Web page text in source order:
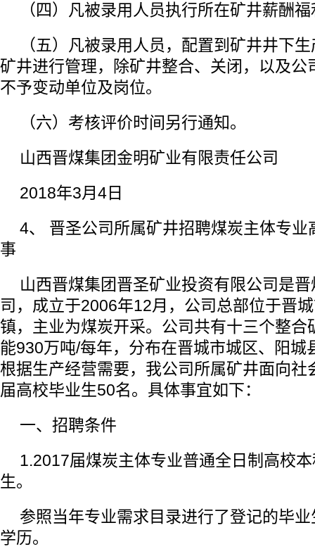
（四）凡被录用人员执行所在矿井薪酬
（五）凡被录用人员，配置到矿井井下
矿井进行管理，除矿井整合、关闭，以及公
不予变动单位及岗位。
（六）考核评价时间另行通知。
山西晋煤集团金明矿业有限责任公司
2018年3月4日
4、 晋圣公司所属矿井招聘煤炭主体专业
事
山西晋煤集团晋圣矿业投资有限公司是
司，成立于2006年12月，公司总部位于晋
镇，主业为煤炭开采。公司共有十三个整合
能930万吨/每年，分布在晋城市城区、阳
根据生产经营需要，我公司所属矿井面向社
届高校毕业生50名。具体事宜如下：
一、招聘条件
1.2017届煤炭主体专业普通全日制高校
生。
参照当年专业需求目录进行了登记的毕
学历。